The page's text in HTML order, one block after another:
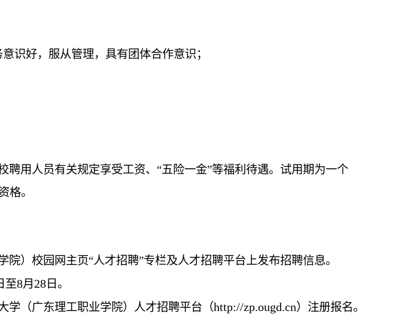
识好，服从管理，具有团体合作意识；
聘用人员有关规定享受工资、“五险一金”等福利待遇。试用期为一个
格。
）校园网主页“人才招聘”专栏及人才招聘平台上发布招聘信息。
至8月 28日。
学（广东理工职业学院）人才招聘平台（http://zp.ougd.cn）注册报名。